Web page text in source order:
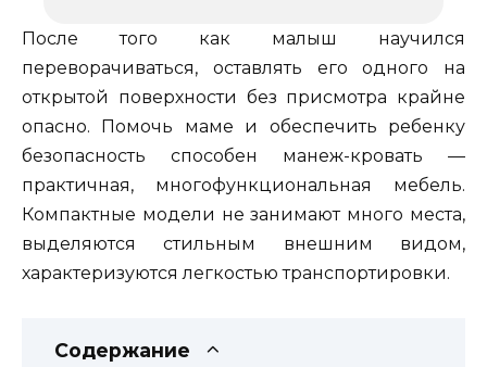
После того как малыш научился
переворачиваться, оставлять его одного на
открытой поверхности без присмотра крайне
опасно. Помочь маме и обеспечить ребенку
безопасность способен манеж-кровать —
практичная, многофункциональная мебель.
Компактные модели не занимают много места,
выделяются стильным внешним видом,
характеризуются легкостью транспортировки.
Содержание